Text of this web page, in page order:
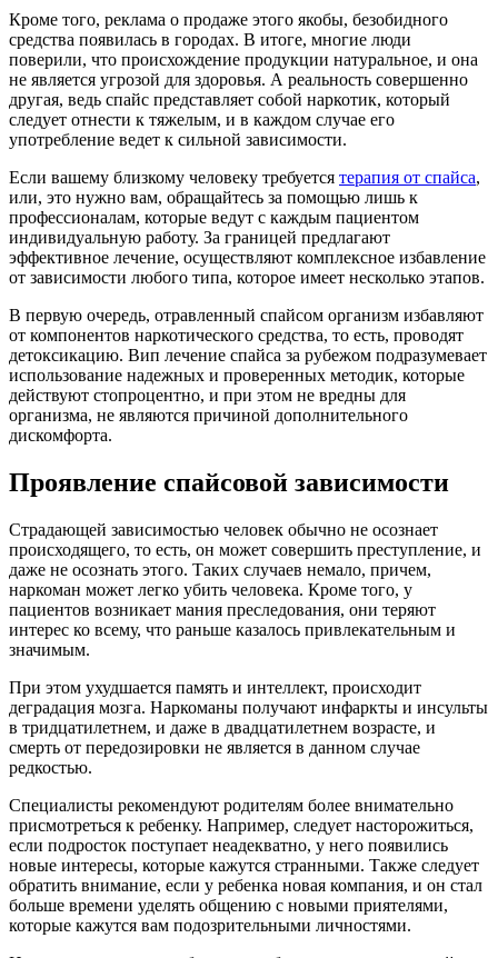
Кроме того, реклама о продаже этого якобы, безобидного
средства появилась в городах. В итоге, многие люди
поверили, что происхождение продукции натуральное, и она
не является угрозой для здоровья. А реальность совершенно
другая, ведь спайс представляет собой наркотик, который
следует отнести к тяжелым, и в каждом случае его
употребление ведет к сильной зависимости.
Если вашему близкому человеку требуется терапия от спайса,
или, это нужно вам, обращайтесь за помощью лишь к
профессионалам, которые ведут с каждым пациентом
индивидуальную работу. За границей предлагают
эффективное лечение, осуществляют комплексное избавление
от зависимости любого типа, которое имеет несколько этапов.
В первую очередь, отравленный спайсом организм избавляют
от компонентов наркотического средства, то есть, проводят
детоксикацию. Вип лечение спайса за рубежом подразумевает
использование надежных и проверенных методик, которые
действуют стопроцентно, и при этом не вредны для
организма, не являются причиной дополнительного
дискомфорта.
Проявление спайсовой зависимости
Страдающей зависимостью человек обычно не осознает
происходящего, то есть, он может совершить преступление, и
даже не осознать этого. Таких случаев немало, причем,
наркоман может легко убить человека. Кроме того, у
пациентов возникает мания преследования, они теряют
интерес ко всему, что раньше казалось привлекательным и
значимым.
При этом ухудшается память и интеллект, происходит
деградация мозга. Наркоманы получают инфаркты и инсульты
в тридцатилетнем, и даже в двадцатилетнем возрасте, и
смерть от передозировки не является в данном случае
редкостью.
Специалисты рекомендуют родителям более внимательно
присмотреться к ребенку. Например, следует насторожиться,
если подросток поступает неадекватно, у него появились
новые интересы, которые кажутся странными. Также следует
обратить внимание, если у ребенка новая компания, и он стал
больше времени уделять общению с новыми приятелями,
которые кажутся вам подозрительными личностями.